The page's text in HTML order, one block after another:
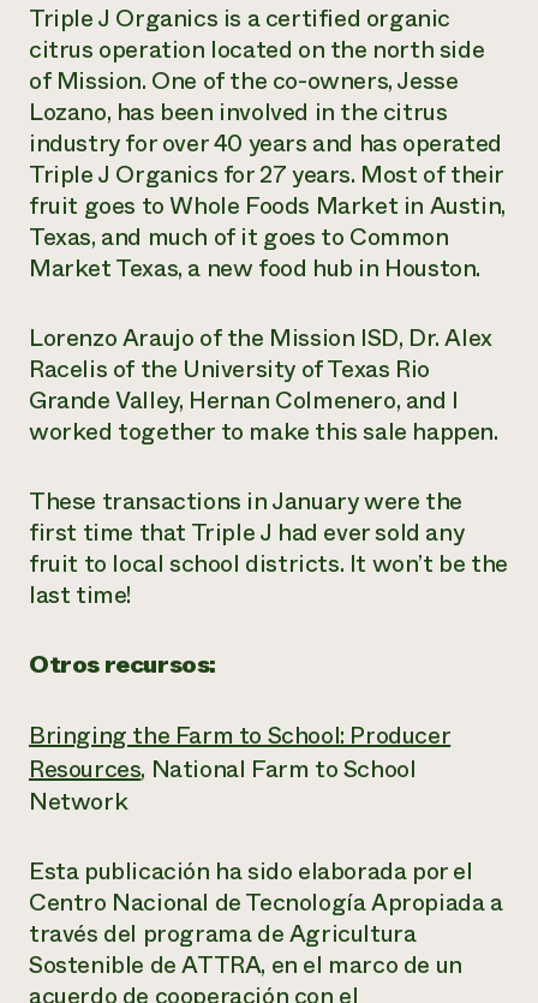
Triple J Organics is a certified organic
citrus operation located on the north side
of Mission. One of the co-owners, Jesse
Lozano, has been involved in the citrus
industry for over 40 years and has operated
Triple J Organics for 27 years. Most of their
fruit goes to Whole Foods Market in Austin,
Texas, and much of it goes to Common
Market Texas, a new food hub in Houston.
Lorenzo Araujo of the Mission ISD, Dr. Alex
Racelis of the University of Texas Rio
Grande Valley, Hernan Colmenero, and I
worked together to make this sale happen.
These transactions in January were the
first time that Triple J had ever sold any
fruit to local school districts. It won’t be the
last time!
Otros recursos:
Bringing the Farm to School: Producer
Resources, National Farm to School
Network
Esta publicación ha sido elaborada por el
Centro Nacional de Tecnología Apropiada a
través del programa de Agricultura
Sostenible de ATTRA, en el marco de un